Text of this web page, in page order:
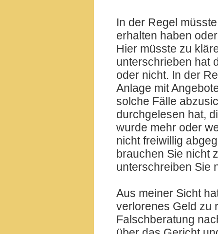
In der Regel
erhalten haben
Hier müsste zu
unterschrieben hat
oder nicht. In der
Anlage mit
solche Fälle
durchgelesen hat,
wurde mehr oder
nicht freiwillig
brauchen Sie nicht
unterschreiben Sie
Aus meiner Sicht
verlorenes Geld zu
Falschberatung